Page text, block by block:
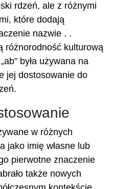
rdzeń, ale z różnymi
które dodają
nazwie . .
różnorodność kulturową
była używana na
jej dostosowanie do
w różnych
jako imię własne lub
pierwotne znaczenie
także nowych